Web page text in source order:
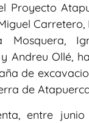
Proyecto
Mosquera,
Andreu Ollé,
de
de
entre